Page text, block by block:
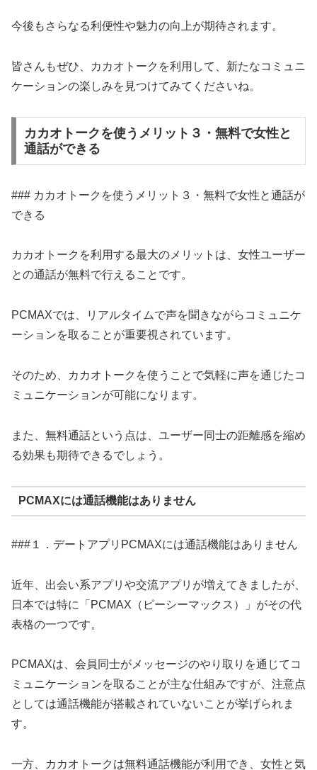
今後もさらなる利便性や魅力の向上が期待されます。
皆さんもぜひ、カカオトークを利用して、新たなコミュニ
ケーションの楽しみを見つけてみてくださいね。
カカオトークを使うメリット３・無料で女性と
通話ができる
### カカオトークを使うメリット３・無料で女性と通話が
できる
カカオトークを利用する最大のメリットは、女性ユーザー
との通話が無料で行えることです。
PCMAXでは、リアルタイムで声を聞きながらコミュニケ
ーションを取ることが重要視されています。
そのため、カカオトークを使うことで気軽に声を通じたコ
ミュニケーションが可能になります。
また、無料通話という点は、ユーザー同士の距離感を縮め
る効果も期待できるでしょう。
PCMAXには通話機能はありません
###１．デートアプリPCMAXには通話機能はありません
近年、出会い系アプリや交流アプリが増えてきましたが、
日本では特に「PCMAX（ピーシーマックス）」がその代
表格の一つです。
PCMAXは、会員同士がメッセージのやり取りを通じてコ
ミュニケーションを取ることが主な仕組みですが、注意点
としては通話機能が搭載されていないことが挙げられま
す。
一方、カカオトークは無料通話機能が利用でき、女性と気